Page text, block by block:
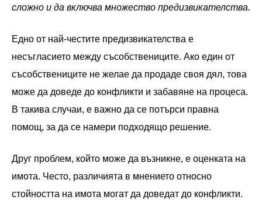
сложно и да включва множество предизвикателства.
Едно от най-честите предизвикателства е
несъгласието между съсобствениците. Ако един от
съсобствениците не желае да продаде своя дял, това
може да доведе до конфликти и забавяне на процеса.
В такива случаи, е важно да се потърси правна
помощ, за да се намери подходящо решение.
Друг проблем, който може да възникне, е оценката на
имота. Често, различията в мнението относно
стойността на имота могат да доведат до конфликти.